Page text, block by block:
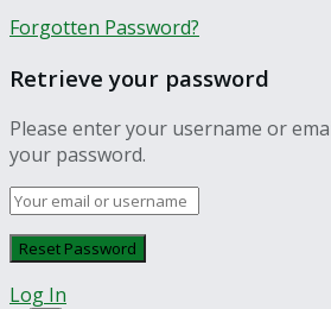
Forgotten Password?
Retrieve your password
Please enter your username or
your password.
Log In